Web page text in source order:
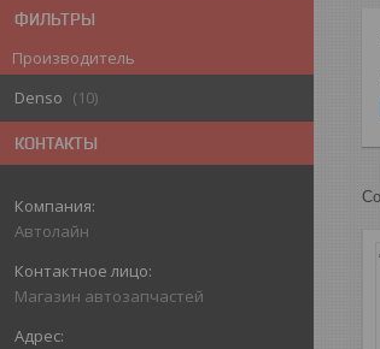
ФИЛЬТРЫ
Производитель
Denso
10
КОНТАКТЫ
Автолайн
Магазин автозапчастей